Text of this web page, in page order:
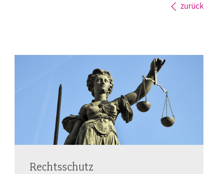
zurück
Rechtsschutz